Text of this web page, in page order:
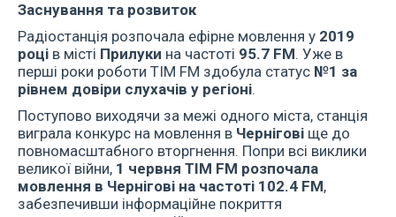
Заснування та розвиток
Радіостанція розпочала ефірне мовлення у 2019
році в місті Прилуки на частоті 95.7 FM. Уже в
перші роки роботи ТІМ FM здобула статус №1 за
рівнем довіри слухачів у регіоні.
Поступово виходячи за межі одного міста, станція
виграла конкурс на мовлення в Чернігові ще до
повномасштабного вторгнення. Попри всі виклики
великої війни, 1 червня ТІМ FM розпочала
мовлення в Чернігові на частоті 102.4 FM,
забезпечивши інформаційне покриття